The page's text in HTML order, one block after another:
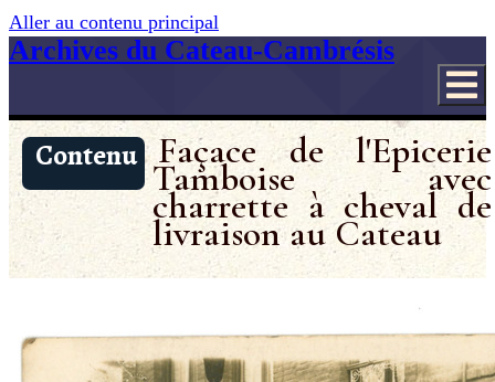
Aller au contenu principal
Archives du Cateau-Cambrésis
Contenu Façace de l'Epicerie
Tamboise avec
charrette à cheval de
livraison au Cateau